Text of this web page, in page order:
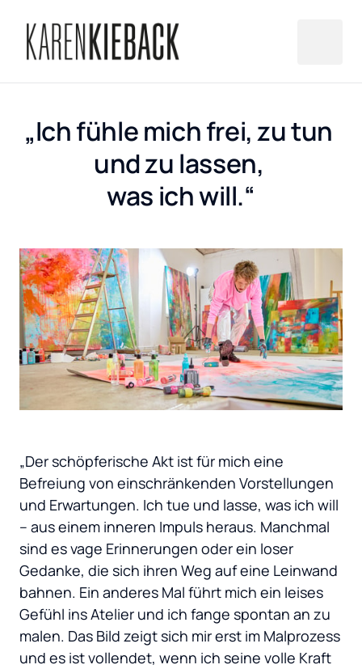
„Ich fühle mich frei, zu tun
und zu lassen,
was ich will.“
„Der schöpferische Akt ist für mich eine
Befreiung von einschränkenden Vorstellungen
und Erwartungen. Ich tue und lasse, was ich will
– aus einem inneren Impuls heraus. Manchmal
sind es vage Erinnerungen oder ein loser
Gedanke, die sich ihren Weg auf eine Leinwand
bahnen. Ein anderes Mal führt mich ein leises
Gefühl ins Atelier und ich fange spontan an zu
malen. Das Bild zeigt sich mir erst im Malprozess
und es ist vollendet, wenn ich seine volle Kraft